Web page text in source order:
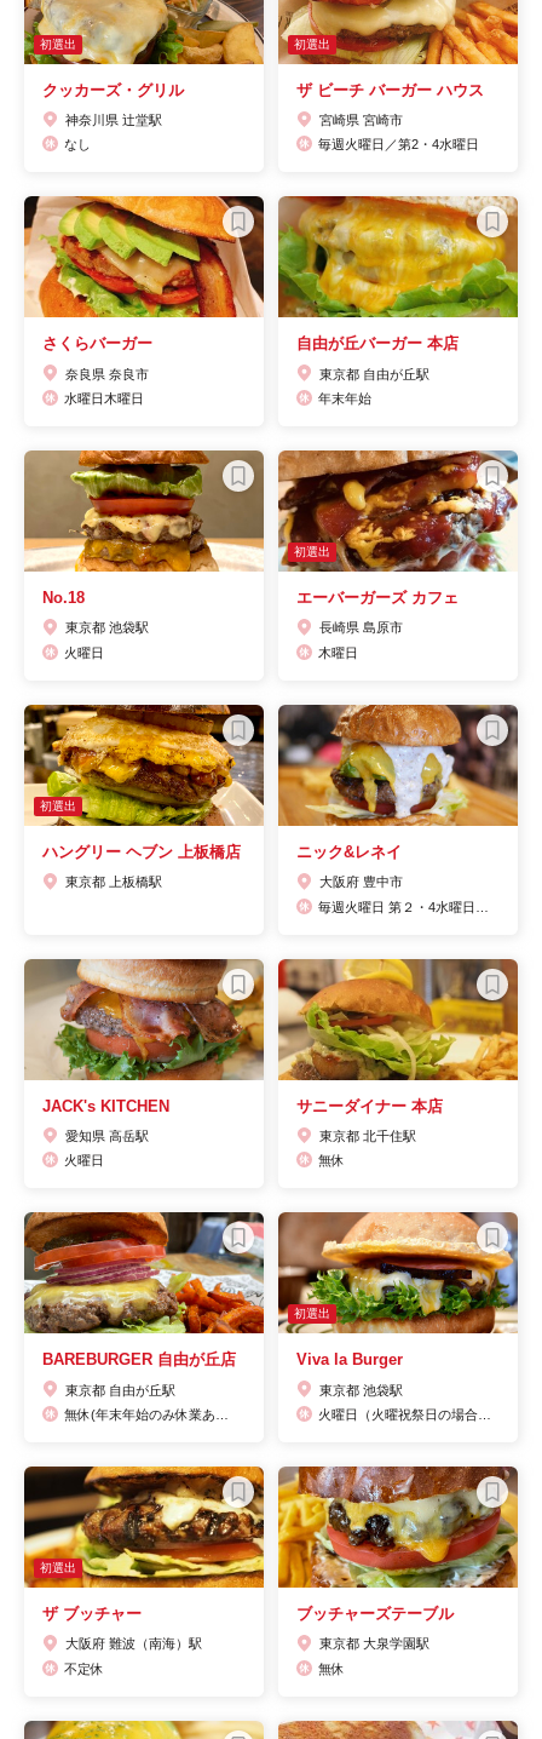
初選出
クッカーズ・グリル
神奈川県 辻堂駅
なし
初選出
ザ ビーチ バーガー ハウス
宮崎県 宮崎市
毎週火曜日／第2・4水曜日
さくらバーガー
奈良県 奈良市
水曜日木曜日
自由が丘バーガー 本店
東京都 自由が丘駅
年末年始
No.18
東京都 池袋駅
火曜日
初選出
エーバーガーズ カフェ
長崎県 島原市
木曜日
初選出
ハングリー ヘブン 上板橋店
東京都 上板橋駅
ニック&レネイ
大阪府 豊中市
JACK's KITCHEN
愛知県 高岳駅
火曜日
サニーダイナー 本店
東京都 北千住駅
無休
BAREBURGER 自由が丘店
東京都 自由が丘駅
初選出
Viva la Burger
東京都 池袋駅
初選出
ザ ブッチャー
大阪府 難波（南海）駅
不定休
ブッチャーズテーブル
東京都 大泉学園駅
無休